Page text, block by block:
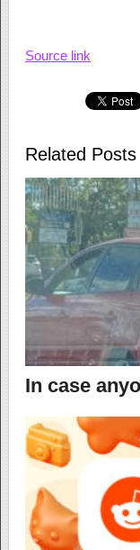
Source link
Related Posts
In case